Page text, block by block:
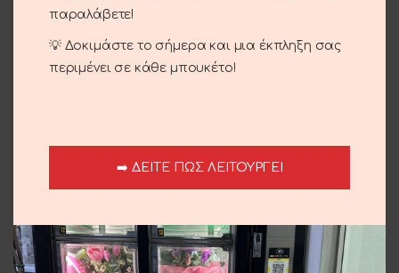
Κωδικός προϊόντος:
Κατηγορίες:
Share:
Αποστολή και παράδοση
Σχετικά προϊόντα
παραλάβετε!
💡 Δοκιμάστε το σήμερα και μια έκπληξη σας
περιμένει σε κάθε μπουκέτο!
➡️ ΔΕΙΤΕ ΠΩΣ ΛΕΙΤΟΥΡΓΕΙ